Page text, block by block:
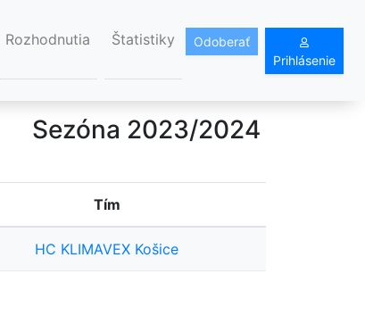
Rozhodnutia Štatistiky
Odoberať
Prihlásenie
Sezóna 2023/2024
Tím
HC KLIMAVEX Košice